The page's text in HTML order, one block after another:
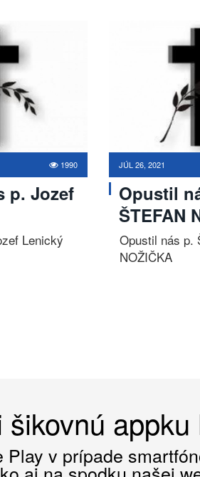
1990
p. Jozef
Lenický
JÚL 26, 2021
Opustil
ŠTEFAN
Opustil nás p.
NOŽIČKA
appku
v prípade